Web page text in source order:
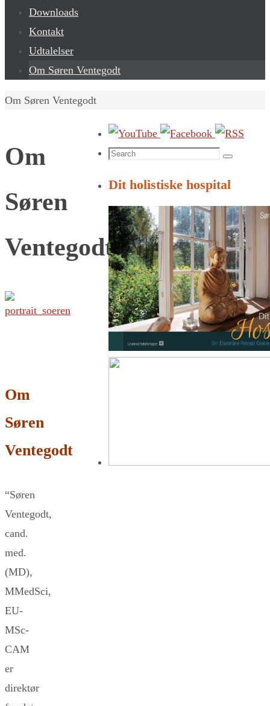
Downloads
Kontakt
Udtalelser
Om Søren Ventegodt
Home
Om Søren Ventegodt
Om
Søren
Ventegodt
Om
Søren
Ventegodt
“Søren
Ventegodt,
cand.
med.
(MD),
MMedSci,
EU-
MSc-
CAM
er
direktør
Search
Search
Dit holistiske hospital